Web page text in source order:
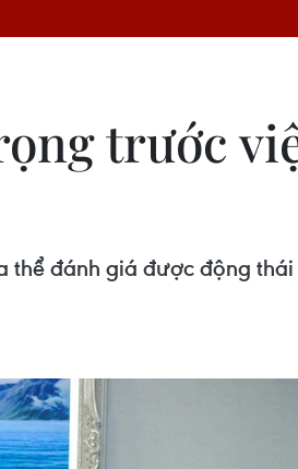
trước
đánh giá được động